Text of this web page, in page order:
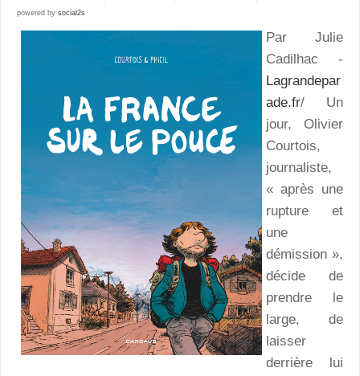
powered by social2s
Par Julie
Cadilhac -
Lagrandepar
ade.fr/ Un
jour, Olivier
Courtois,
journaliste,
« après une
rupture et
une
démission »,
décide de
prendre le
large, de
laisser
derrière lui